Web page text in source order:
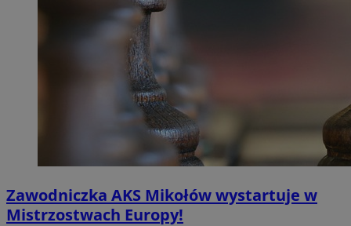
Zawodniczka AKS Mikołów wystartuje w
Mistrzostwach Europy!